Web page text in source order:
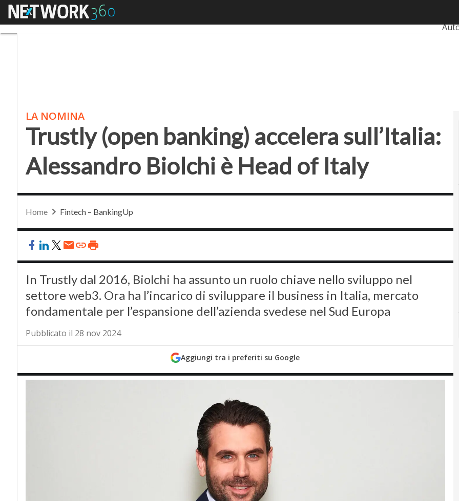
Menu
LA NOMINA
Trustly (open banking) accelera sull’Italia:
Alessandro Biolchi è Head of Italy
Home Fintech – BankingUp
In Trustly dal 2016, Biolchi ha assunto un ruolo chiave nello sviluppo nel
settore web3. Ora ha l’incarico di sviluppare il business in Italia, mercato
fondamentale per l’espansione dell’azienda svedese nel Sud Europa
Pubblicato il 28 nov 2024
Aggiungi tra i preferiti su Google